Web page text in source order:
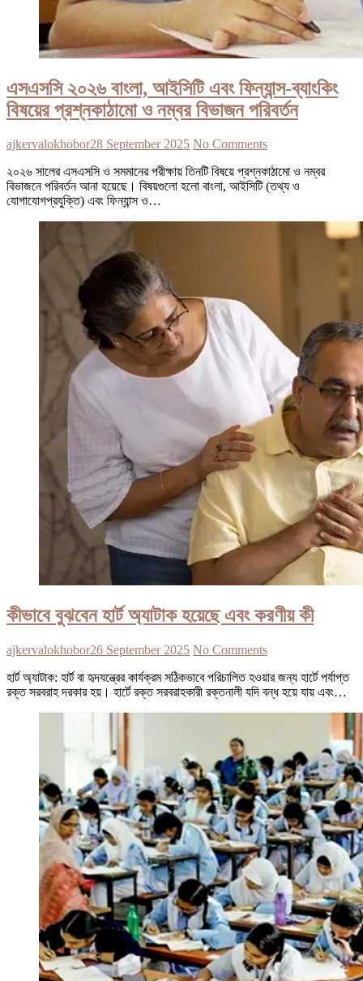
এসএসসি ২০২৬ বাংলা, আইসিটি এবং ফিন্যান্স-ব্যাংকিং
বিষয়ের প্রশ্নকাঠামো ও নম্বর বিভাজন পরিবর্তন
ajkervalokhobor28 September 2025 No Comments
২০২৬ সালের এসএসসি ও সমমানের পরীক্ষায় তিনটি বিষয়ে প্রশ্নকাঠামো ও নম্বর
বিভাজনে পরিবর্তন আনা হয়েছে। বিষয়গুলো হলো বাংলা, আইসিটি (তথ্য ও
যোগাযোগপ্রযুক্তি) এবং ফিন্যান্স ও…
কীভাবে বুঝবেন হার্ট অ্যাটাক হয়েছে এবং করণীয় কী
ajkervalokhobor26 September 2025 No Comments
হার্ট অ্যাটাক: হার্ট বা হৃদযন্ত্রের কার্যক্রম সঠিকভাবে পরিচালিত হওয়ার জন্য হার্টে পর্যাপ্ত
রক্ত সরবরাহ দরকার হয়। হার্টে রক্ত সরবরাহকারী রক্তনালী যদি বন্ধ হয়ে যায় এবং…